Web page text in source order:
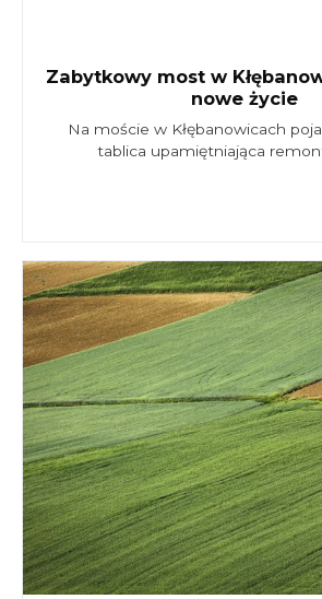
Zabytkowy most w
nowe życie
Na moście w Kłębanowicach
tablica upamiętniająca